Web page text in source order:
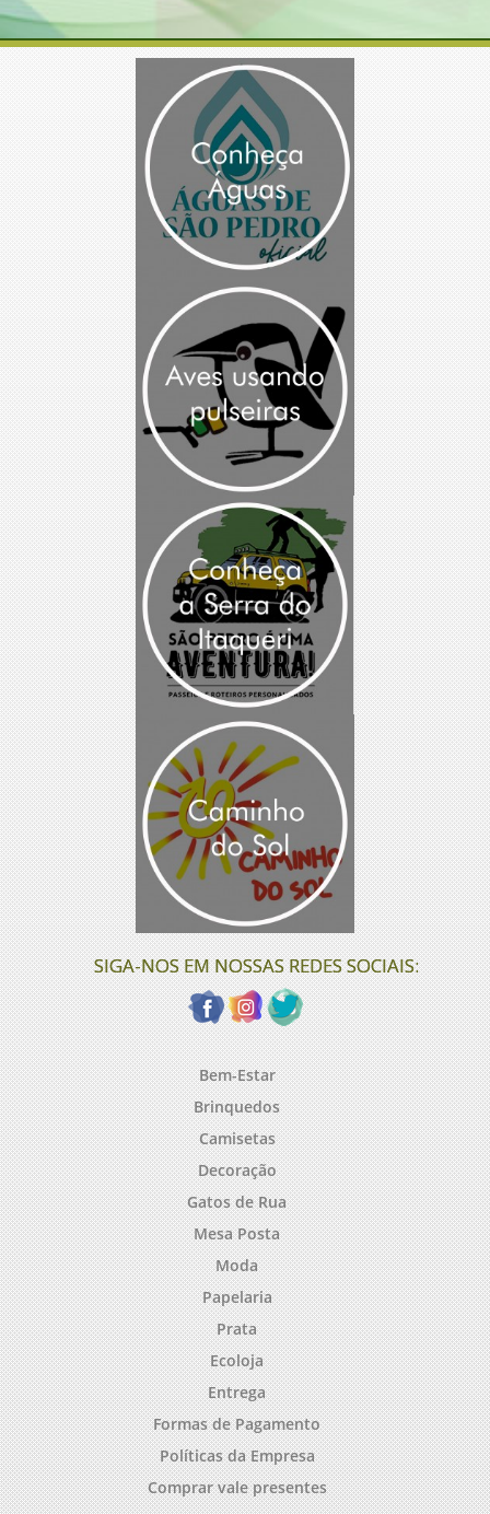
SIGA-NOS EM NOSSAS REDES SOCIAIS:
Bem-Estar
Brinquedos
Camisetas
Decoração
Gatos de Rua
Mesa Posta
Moda
Papelaria
Prata
Ecoloja
Entrega
Formas de Pagamento
Políticas da Empresa
Comprar vale presentes